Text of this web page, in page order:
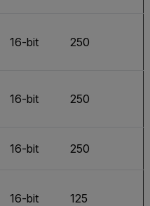
16-bit 250
16-bit 250
16-bit 250
16-bit 125